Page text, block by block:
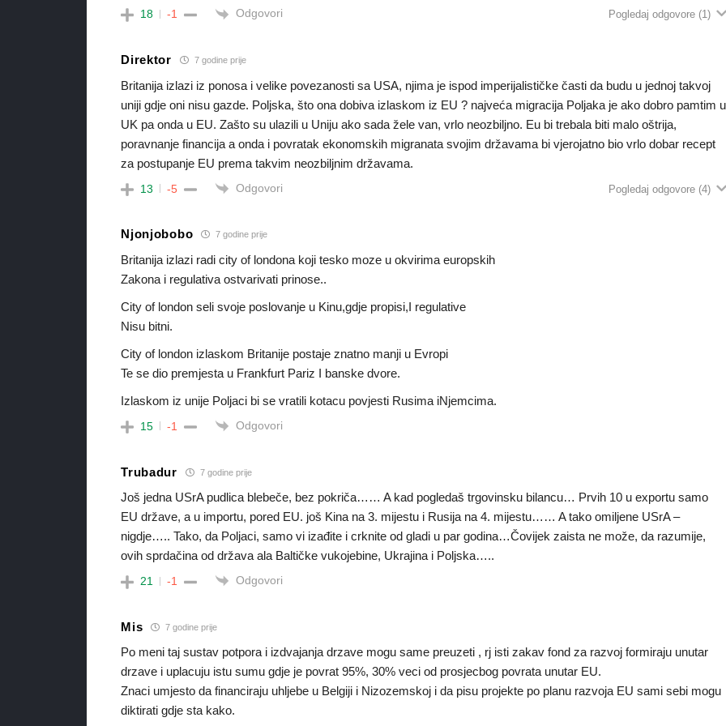
18 -1 Odgovori Pogledaj odgovore (1)
Direktor 7 godine prije
Britanija izlazi iz ponosa i velike povezanosti sa USA, njima je ispod imperijalističke časti da budu u jednoj takvoj
uniji gdje oni nisu gazde. Poljska, što ona dobiva izlaskom iz EU ? najveća migracija Poljaka je ako dobro pamtim u
UK pa onda u EU. Zašto su ulazili u Uniju ako sada žele van, vrlo neozbiljno. Eu bi trebala biti malo oštrija,
poravnanje financija a onda i povratak ekonomskih migranata svojim državama bi vjerojatno bio vrlo dobar recept
za postupanje EU prema takvim neozbiljnim državama.
13 -5 Odgovori Pogledaj odgovore (4)
Njonjobobo 7 godine prije
Britanija izlazi radi city of londona koji tesko moze u okvirima europskih
Zakona i regulativa ostvarivati prinose..
City of london seli svoje poslovanje u Kinu,gdje propisi,I regulative
Nisu bitni.
City of london izlaskom Britanije postaje znatno manji u Evropi
Te se dio premjesta u Frankfurt Pariz I banske dvore.
Izlaskom iz unije Poljaci bi se vratili kotacu povjesti Rusima iNjemcima.
15 -1 Odgovori
Trubadur 7 godine prije
Još jedna USrA pudlica blebeče, bez pokriča…… A kad pogledaš trgovinsku bilancu… Prvih 10 u exportu samo
EU države, a u importu, pored EU. još Kina na 3. mijestu i Rusija na 4. mijestu…… A tako omiljene USrA –
nigdje….. Tako, da Poljaci, samo vi izađite i crknite od gladi u par godina…Čovijek zaista ne može, da razumije,
ovih sprdačina od država ala Baltičke vukojebine, Ukrajina i Poljska…..
21 -1 Odgovori
Mis 7 godine prije
Po meni taj sustav potpora i izdvajanja drzave mogu same preuzeti , rj isti zakav fond za razvoj formiraju unutar
drzave i uplacuju istu sumu gdje je povrat 95%, 30% veci od prosjecbog povrata unutar EU.
Znaci umjesto da financiraju uhljebe u Belgiji i Nizozemskoj i da pisu projekte po planu razvoja EU sami sebi mogu
diktirati gdje sta kako.